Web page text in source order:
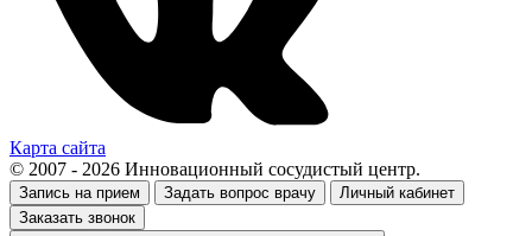
Карта сайта
© 2007 - 2026 Инновационный сосудистый центр.
Запись на прием Задать вопрос врачу
Личный кабинет
Заказать звонок